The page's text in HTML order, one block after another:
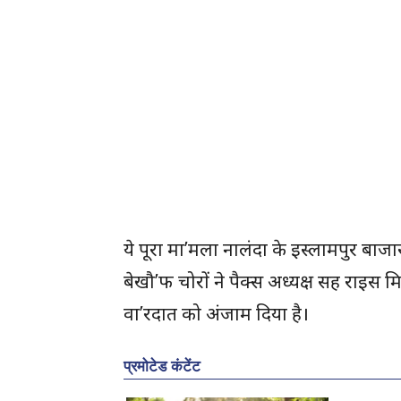
ये पूरा मा’मला नालंदा के इस्लामपुर
बेखौ’फ चोरों ने पैक्स अध्यक्ष सह राइस
वा’रदात को अंजाम दिया है।